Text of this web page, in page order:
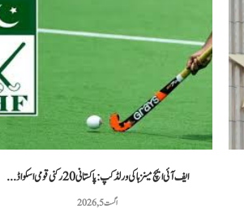
ایف آئی ایچ مینز ہاکی ورلڈ کپ: پاکستانی 20 رکنی قومی اسکواڈ...
اگست 5, 2026